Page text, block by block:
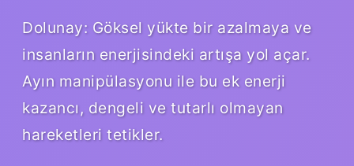
Dolunay: Göksel yükte bir azalmaya ve
insanların enerjisindeki artışa yol açar.
Ayın manipülasyonu ile bu ek enerji
kazancı, dengeli ve tutarlı olmayan
hareketleri tetikler.